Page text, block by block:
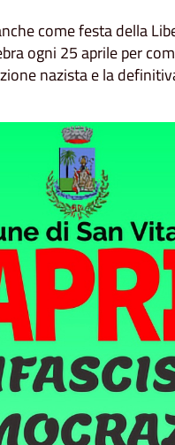
come festa della
ogni 25 aprile per
nazista e la